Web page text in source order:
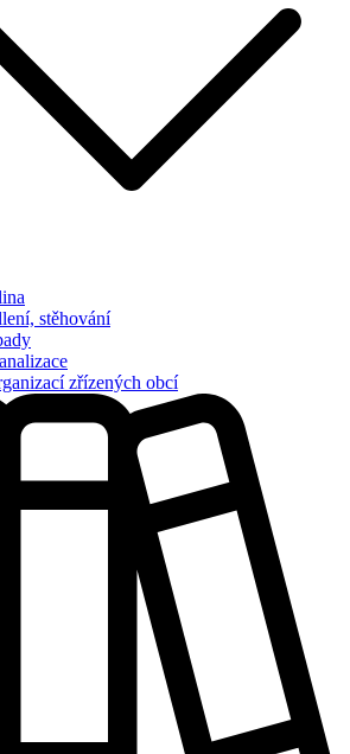
stěhování
zřízených obcí